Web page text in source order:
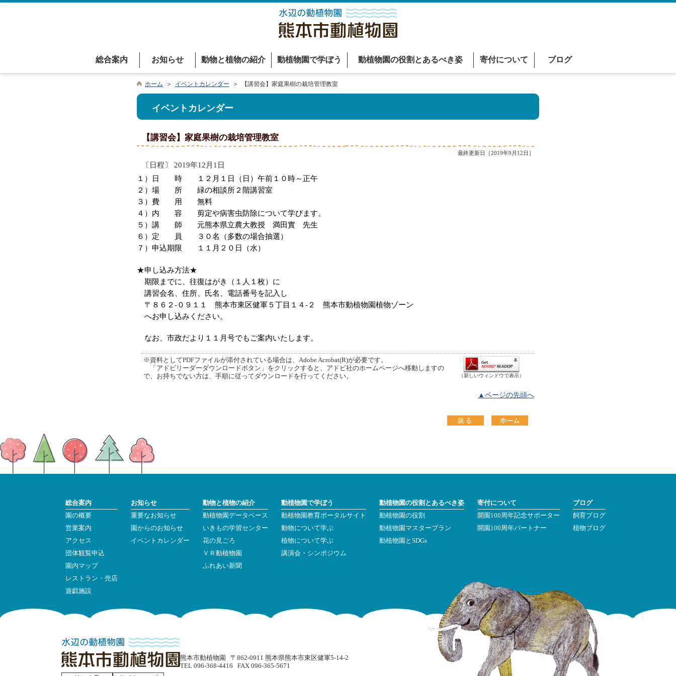
総合案内 お知らせ 動物と植物の紹介 動植物園で学ぼう 動植物園の役割とあるべき姿 寄付について ブログ
ホーム ＞ イベントカレンダー ＞ 【講習会】家庭果樹の栽培管理教室
イベントカレンダー
【講習会】家庭果樹の栽培管理教室
最終更新日［2019年9月12日］
〔日程〕 2019年12月1日
１）日 時 １２月１日（日）午前１０時～正午
２）場 所 緑の相談所２階講習室
３）費 用 無料
４）内 容 剪定や病害虫防除について学びます。
５）講 師 元熊本県立農大教授 満田實 先生
６）定 員 ３０名（多数の場合抽選）
７）申込期限 １１月２０日（水）
★申し込み方法★
期限までに、往復はがき（１人１枚）に
講習会名、住所、氏名、電話番号を記入し
〒８６２-０９１１ 熊本市東区健軍５丁目１４- ２ 熊本市動植物園植物ゾーン
へお申し込みください。
なお、市政だより１１月号でもご案内いたします。
※資料としてPDFファイルが添付されている場合は、Adobe Acrobat(R)が必要です。
「アドビリーダーダウンロードボタン」をクリックすると、アドビ社のホームページへ移動しますの
で、お持ちでない方は、手順に従ってダウンロードを行ってください。
（新しいウィンドウで表示）
▲ページの先頭へ
総合案内
園の概要
営業案内
アクセス
団体観覧申込
園内マップ
レストラン・売店
遊戯施設
お知らせ
重要なお知らせ
園からのお知らせ
イベントカレンダー
動物と植物の紹介
動植物園データベース
いきもの学習センター
花の見ごろ
ＶＲ動植物園
ふれあい新聞
動植物園で学ぼう
動植物園教育ポータルサイト
動物について学ぶ
植物について学ぶ
講演会・シンポジウム
動植物園の役割とあるべき姿
動植物園の役割
動植物園マスタープラン
動植物園とSDGs
寄付について
開園100周年記念サポーター
開園100周年パートナー
ブログ
飼育ブログ
植物ブログ
熊本市動植物園 〒862-0911 熊本県熊本市東区健軍5-14-2
TEL 096-368-4416 FAX 096-365-5671